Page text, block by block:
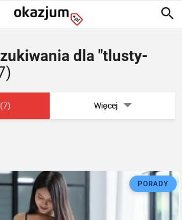
dla "tlusty-
Więcej
PORADY